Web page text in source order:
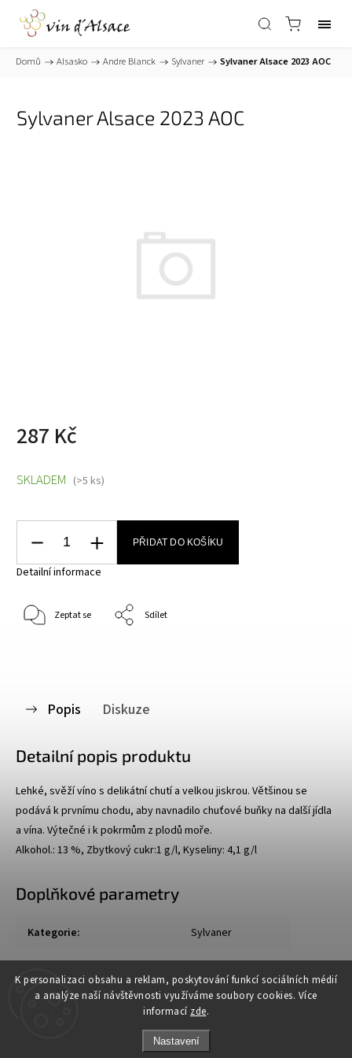
K personalizaci obsahu a reklam, poskytování funkcí sociálních médií
a analýze naší návštěvnosti využíváme soubory cookies. Více
informací zde.
Nastavení
Domů / Alsasko / Andre Blanck / Sylvaner / Sylvaner Alsace 2023 AOC
Sylvaner Alsace 2023 AOC
287 Kč
SKLADEM (>5 ks)
PŘIDAT DO KOŠÍKU
Detailní informace
Zeptat se Sdílet
Popis Diskuze
Detailní popis produktu
Lehké, svěží víno s delikátní chutí a velkou jiskrou. Většinou se
podává k prvnímu chodu, aby navnadilo chuťové buňky na další jídla
a vína. Výtečné i k pokrmům z plodů moře.
Alkohol.: 13 %, Zbytkový cukr:1 g/l, Kyseliny: 4,1 g/l
Doplňkové parametry
Kategorie: Sylvaner